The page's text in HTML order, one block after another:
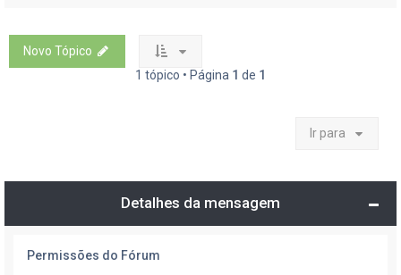
Novo Tópico
1 tópico • Página 1 de 1
Ir para
Detalhes da mensagem
Permissões do Fórum